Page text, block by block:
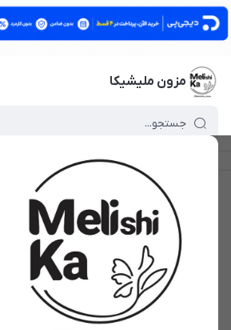
مزون ملیشیکا